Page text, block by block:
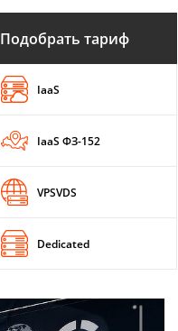
Подобрать тариф
IaaS
IaaS ФЗ-152
VPSVDS
Dedicated